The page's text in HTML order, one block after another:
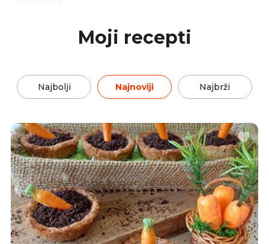
Moji recepti
Najbolji Najnoviji Najbrži